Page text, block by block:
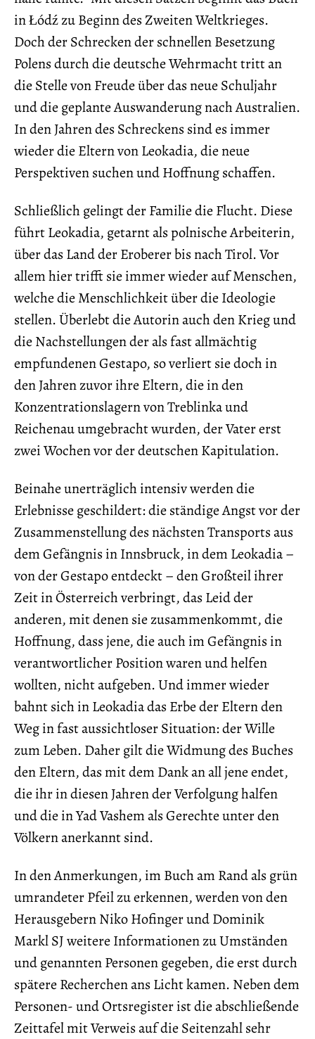
in Łódź zu Beginn des Zweiten Weltkrieges.
Doch der Schrecken der schnellen Besetzung
Polens durch die deutsche Wehrmacht tritt an
die Stelle von Freude über das neue Schuljahr
und die geplante Auswanderung nach Australien.
In den Jahren des Schreckens sind es immer
wieder die Eltern von Leokadia, die neue
Perspektiven suchen und Hoffnung schaffen.
Schließlich gelingt der Familie die Flucht. Diese
führt Leokadia, getarnt als polnische Arbeiterin,
über das Land der Eroberer bis nach Tirol. Vor
allem hier trifft sie immer wieder auf Menschen,
welche die Menschlichkeit über die Ideologie
stellen. Überlebt die Autorin auch den Krieg und
die Nachstellungen der als fast allmächtig
empfundenen Gestapo, so verliert sie doch in
den Jahren zuvor ihre Eltern, die in den
Konzentrationslagern von Treblinka und
Reichenau umgebracht wurden, der Vater erst
zwei Wochen vor der deutschen Kapitulation.
Beinahe unerträglich intensiv werden die
Erlebnisse geschildert: die ständige Angst vor der
Zusammenstellung des nächsten Transports aus
dem Gefängnis in Innsbruck, in dem Leokadia –
von der Gestapo entdeckt – den Großteil ihrer
Zeit in Österreich verbringt, das Leid der
anderen, mit denen sie zusammenkommt, die
Hoffnung, dass jene, die auch im Gefängnis in
verantwortlicher Position waren und helfen
wollten, nicht aufgeben. Und immer wieder
bahnt sich in Leokadia das Erbe der Eltern den
Weg in fast aussichtloser Situation: der Wille
zum Leben. Daher gilt die Widmung des Buches
den Eltern, das mit dem Dank an all jene endet,
die ihr in diesen Jahren der Verfolgung halfen
und die in Yad Vashem als Gerechte unter den
Völkern anerkannt sind.
In den Anmerkungen, im Buch am Rand als grün
umrandeter Pfeil zu erkennen, werden von den
Herausgebern Niko Hofinger und Dominik
Markl SJ weitere Informationen zu Umständen
und genannten Personen gegeben, die erst durch
spätere Recherchen ans Licht kamen. Neben dem
Personen- und Ortsregister ist die abschließende
Zeittafel mit Verweis auf die Seitenzahl sehr